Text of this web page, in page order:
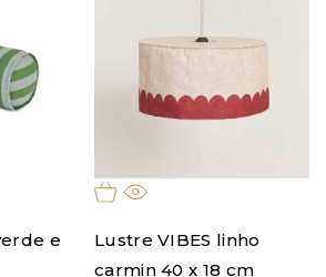
e
Lustre VIBES linho
carmin 40 x 18 cm